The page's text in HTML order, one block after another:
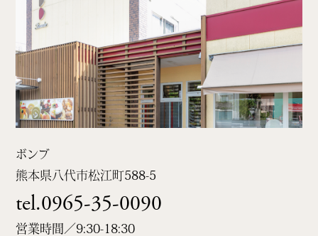
ボンブ
熊本県八代市松江町588-5
tel.0965-35-0090
営業時間／9:30-18:30